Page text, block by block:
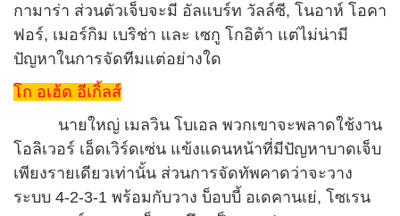
กามาร่า ส่วนตัวเจ็บจะมี อัลแบร์ท วัลล์ซี, โนอาห์ โอคา
ฟอร์, เมอร์กิม เบริช่า และ เซกู โกอิต้า แต่ไม่น่ามี
ปัญหาในการจัดทีมแต่อย่างใด
โก อเฮ้ด อีเกิ้ลส์
นายใหญ่ เมลวิน โบเอล พวกเขาจะพลาดใช้งาน
โอลิเวอร์ เอ็ดเวิร์ดเซ่น แข้งแดนหน้าที่มีปัญหาบาดเจ็บ
เพียงรายเดียวเท่านั้น ส่วนการจัดทัพคาดว่าจะวาง
ระบบ 4-2-3-1 พร้อมกับวาง บ็อบบี้ อเดคานเย่, โซเรน